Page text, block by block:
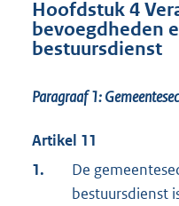
Hoofdstuk 4
bevoegdheden
bestuursdienst
Paragraaf 1:
Artikel 11
1.
De
bestuursdienst